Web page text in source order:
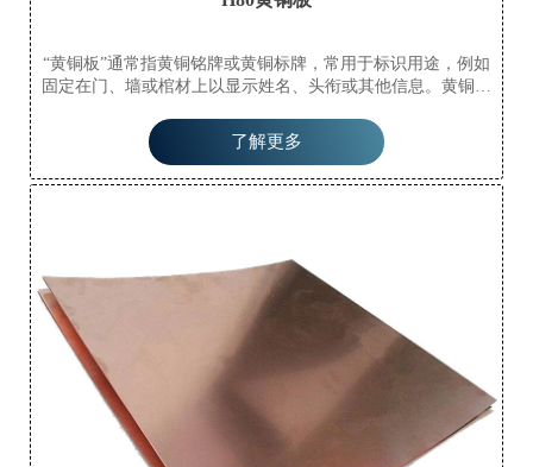
“黄铜板”通常指黄铜铭牌或黄铜标牌，常用于标识用途，例如
固定在门、墙或棺材上以显示姓名、头衔或其他信息。黄铜是
美观性而被选用。术语“黄铜板”也可以指较厚的黄铜材料板
材，但其主要用途还是在铭牌或标牌的语境中。
了解更多